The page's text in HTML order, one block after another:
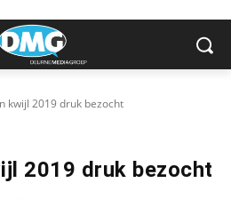
kwijl 2019 druk bezocht
2019 druk bezocht